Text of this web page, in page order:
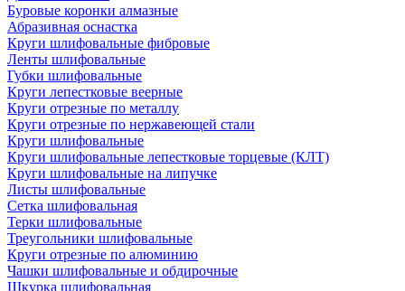
Буровые коронки алмазные
Абразивная оснастка
Круги шлифовальные фибровые
Ленты шлифовальные
Губки шлифовальные
Круги лепестковые веерные
Круги отрезные по металлу
Круги отрезные по нержавеющей стали
Круги шлифовальные
Круги шлифовальные лепестковые торцевые (КЛТ)
Круги шлифовальные на липучке
Листы шлифовальные
Сетка шлифовальная
Терки шлифовальные
Треугольники шлифовальные
Круги отрезные по алюминию
Чашки шлифовальные и обдирочные
Шкурка шлифовальная